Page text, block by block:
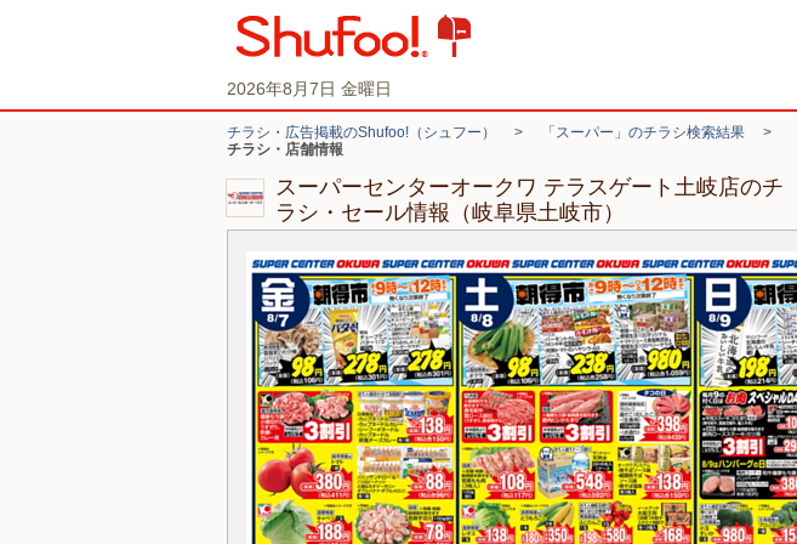
2026年8月7日 金曜日
チラシ・広告掲載のShufoo!（シュフー） > 「スーパー」のチラシ検索結果 >
チラシ・店舗情報
スーパーセンターオークワ テラスゲート土岐店のチ
ラシ・セール情報（岐阜県土岐市）